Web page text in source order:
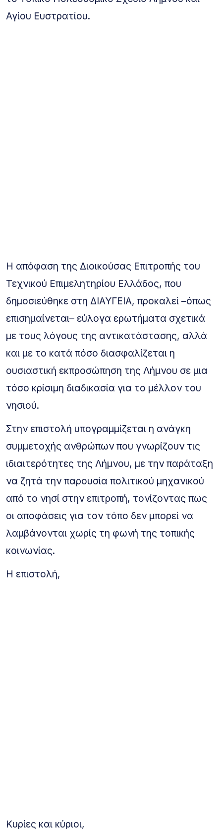
Αγίου Ευστρατίου.
Η απόφαση της Διοικούσας Επιτροπής του
Τεχνικού Επιμελητηρίου Ελλάδος, που
δημοσιεύθηκε στη ΔΙΑΥΓΕΙΑ, προκαλεί –όπως
επισημαίνεται– εύλογα ερωτήματα σχετικά
με τους λόγους της αντικατάστασης, αλλά
και με το κατά πόσο διασφαλίζεται η
ουσιαστική εκπροσώπηση της Λήμνου σε μια
τόσο κρίσιμη διαδικασία για το μέλλον του
νησιού.
Στην επιστολή υπογραμμίζεται η ανάγκη
συμμετοχής ανθρώπων που γνωρίζουν τις
ιδιαιτερότητες της Λήμνου, με την παράταξη
να ζητά την παρουσία πολιτικού μηχανικού
από το νησί στην επιτροπή, τονίζοντας πως
οι αποφάσεις για τον τόπο δεν μπορεί να
λαμβάνονται χωρίς τη φωνή της τοπικής
κοινωνίας.
Η επιστολή,
Κυρίες και κύριοι,